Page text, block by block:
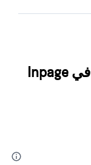
اعثر على نتائج أفضل لإقامتك في Inpage